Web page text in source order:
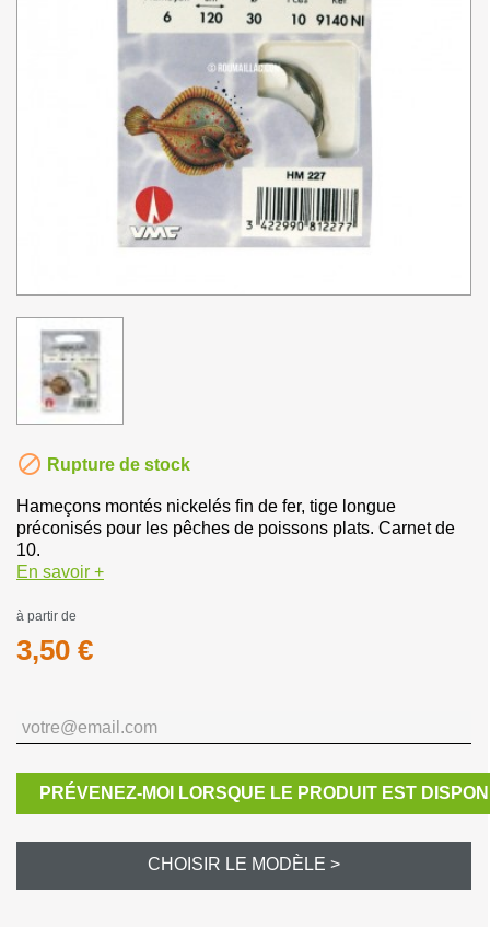
 Rupture de stock
Hameçons montés nickelés fin de fer, tige longue
préconisés pour les pêches de poissons plats. Carnet de
10.
En savoir +
à partir de
3,50 €
PRÉVENEZ-MOI LORSQUE LE PRODUIT EST
CHOISIR LE MODÈLE >